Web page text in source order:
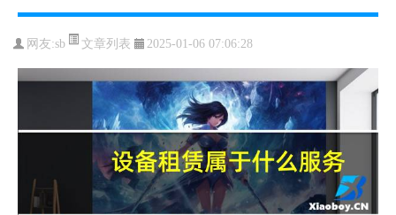
网友:sb 文章列表 2025-01-06 07:06:28